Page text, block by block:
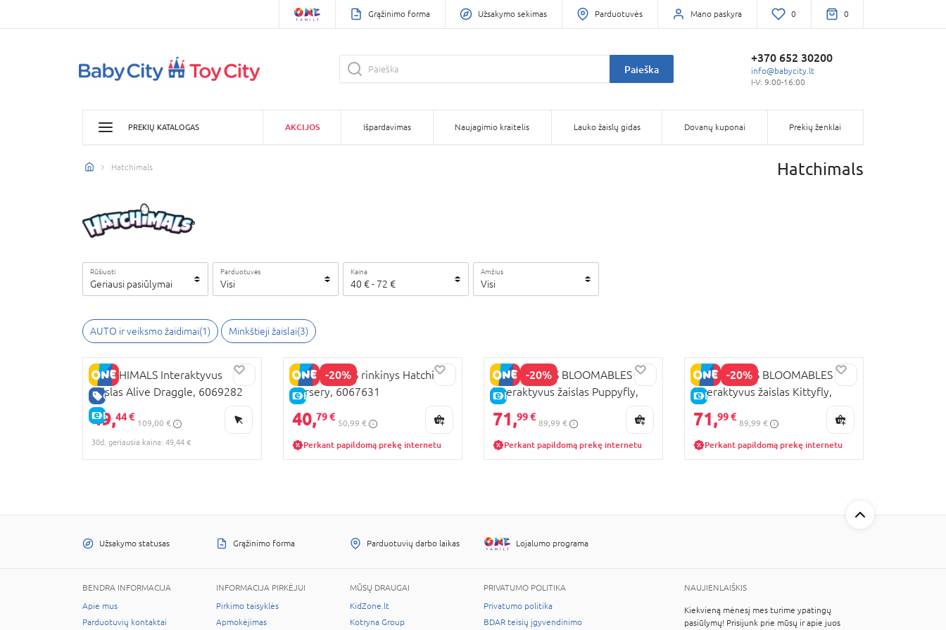
Grąžinimo forma Užsakymo sekimas Parduotuvės Mano paskyra 0 0
Paieška
+370 652 30200
info@babycity.lt
I-V: 9:00-16:00
PREKIŲ KATALOGAS AKCIJOS Išpardavimas Naujagimio kraitelis Lauko žaislų gidas Dovanų kuponai Prekių ženklai
Hatchimals Hatchimals
Rūšiuoti
Geriausi pasiūlymai
Parduotuvės
Visi
Kaina
40 € - 72 €
Amžius
Visi
AUTO ir veiksmo žaidimai(1) Minkštieji žaislai(3)
GERA KAINA
E-KAINA
HATCHIMALS Interaktyvus
žaislas Alive Draggle, 6069282
49,44 €
109,00 €
30d. geriausia kaina: 49,44 €
-20%
E-KAINA
HATCHIMALS rinkinys Hatchi-
nursery, 6067631
40,79 €
50,99 €
Perkant papildomą prekę internetu
-20%
E-KAINA
HATCHIMALS BLOOMABLES
interaktyvus žaislas Puppyfly,
6073019
71,99 €
89,99 €
Perkant papildomą prekę internetu
-20%
E-KAINA
HATCHIMALS BLOOMABLES
interaktyvus žaislas Kittyfly,
6072450
71,99 €
89,99 €
Perkant papildomą prekę internetu
Užsakymo statusas Grąžinimo forma Parduotuvių darbo laikas Lojalumo programa
BENDRA INFORMACIJA
Apie mus
Parduotuvių kontaktai
INFORMACIJA PIRKĖJUI
Pirkimo taisyklės
Apmokėjimas
MŪSŲ DRAUGAI
KidZone.lt
Kotryna Group
PRIVATUMO POLITIKA
Privatumo politika
BDAR teisių įgyvendinimo
NAUJIENLAIŠKIS
Kiekvieną mėnesį mes turime ypatingų
pasiūlymų! Prisijunk prie mūsų ir apie juos